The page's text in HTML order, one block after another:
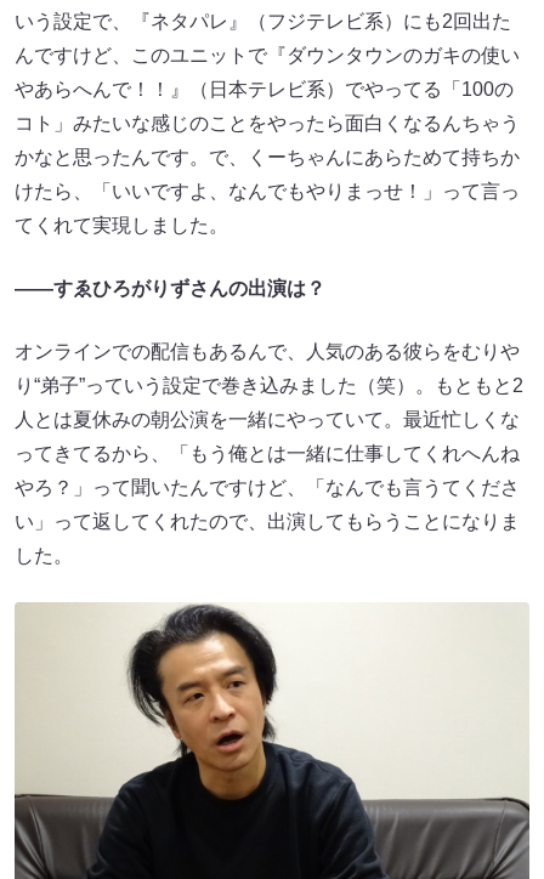
いう設定で、『ネタパレ』（フジテレビ系）にも2回出た
んですけど、このユニットで『ダウンタウンのガキの使い
やあらへんで！！』（日本テレビ系）でやってる「100の
コト」みたいな感じのことをやったら面白くなるんちゃう
かなと思ったんです。で、くーちゃんにあらためて持ちか
けたら、「いいですよ、なんでもやりまっせ！」って言っ
てくれて実現しました。
――すゑひろがりずさんの出演は？
オンラインでの配信もあるんで、人気のある彼らをむりや
り“弟子”っていう設定で巻き込みました（笑）。もともと2
人とは夏休みの朝公演を一緒にやっていて。最近忙しくな
ってきてるから、「もう俺とは一緒に仕事してくれへんね
やろ？」って聞いたんですけど、「なんでも言うてくださ
い」って返してくれたので、出演してもらうことになりま
した。